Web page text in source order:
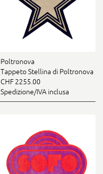
Poltronova
Tappeto Stellina di Poltronova
CHF 2255.00
Spedizione/IVA inclusa